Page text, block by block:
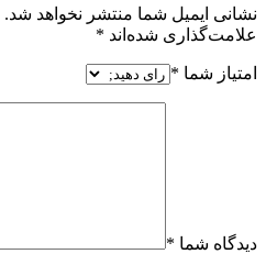
نشانی ایمیل شما منتشر نخواهد شد.
علامت‌گذاری شده‌اند *
امتیاز شما *
دیدگاه شما *